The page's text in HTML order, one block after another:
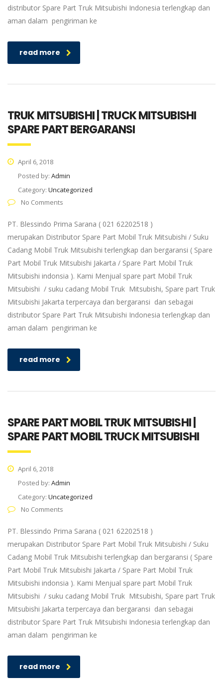
distributor Spare Part Truk Mitsubishi Indonesia terlengkap dan
aman dalam pengiriman ke
read more
TRUK MITSUBISHI | TRUCK MITSUBISHI
SPARE PART BERGARANSI
April 6, 2018
Posted by: Admin
Category: Uncategorized
No Comments
PT. Blessindo Prima Sarana ( 021 62202518 )
merupakan Distributor Spare Part Mobil Truk Mitsubishi / Suku
Cadang Mobil Truk Mitsubishi terlengkap dan bergaransi ( Spare
Part Mobil Truk Mitsubishi Jakarta / Spare Part Mobil Truk
Mitsubishi indonsia ). Kami Menjual spare part Mobil Truk
Mitsubishi / suku cadang Mobil Truk Mitsubishi, Spare part Truk
Mitsubishi Jakarta terpercaya dan bergaransi dan sebagai
distributor Spare Part Truk Mitsubishi Indonesia terlengkap dan
aman dalam pengiriman ke
read more
SPARE PART MOBIL TRUK MITSUBISHI |
SPARE PART MOBIL TRUCK MITSUBISHI
April 6, 2018
Posted by: Admin
Category: Uncategorized
No Comments
PT. Blessindo Prima Sarana ( 021 62202518 )
merupakan Distributor Spare Part Mobil Truk Mitsubishi / Suku
Cadang Mobil Truk Mitsubishi terlengkap dan bergaransi ( Spare
Part Mobil Truk Mitsubishi Jakarta / Spare Part Mobil Truk
Mitsubishi indonsia ). Kami Menjual spare part Mobil Truk
Mitsubishi / suku cadang Mobil Truk Mitsubishi, Spare part Truk
Mitsubishi Jakarta terpercaya dan bergaransi dan sebagai
distributor Spare Part Truk Mitsubishi Indonesia terlengkap dan
aman dalam pengiriman ke
read more